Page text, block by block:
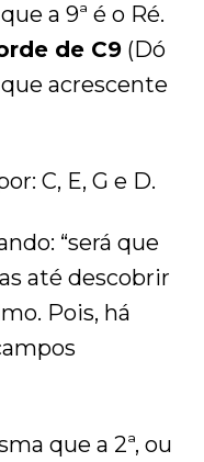
a 9ª é o Ré.
de C9 (Dó
acrescente
C, E, G e D.
“será que
até descobrir
Pois, há
que a 2ª, ou